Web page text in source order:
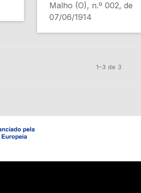
Malho (O), n.º 002, de
07/06/1914
1–3 de 3